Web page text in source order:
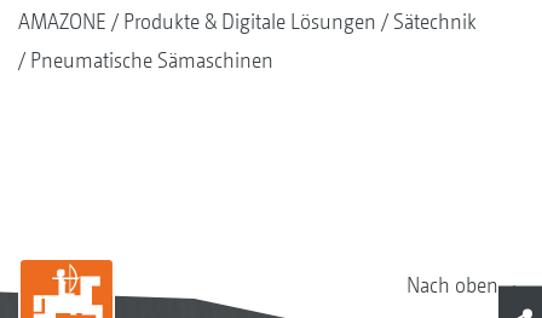
AMAZONE Produkte & Digitale Lösungen
Sätechnik
Pneumatische Sämaschinen
Nach oben